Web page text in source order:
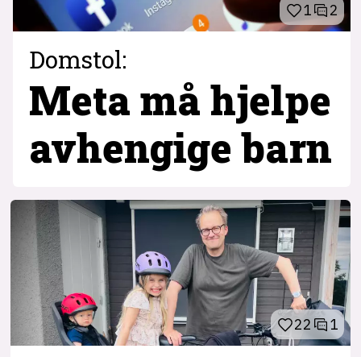
1 2
Domstol:
Meta må hjelpe
avhengige barn
22 1